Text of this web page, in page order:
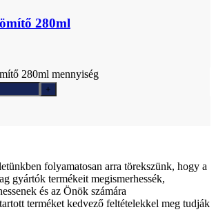
280ml
280ml mennyiség
folyamatosan arra törekszünk, hogy a
gyártók termékeit megismerhessék,
és az Önök számára
terméket kedvező feltételekkel meg tudják